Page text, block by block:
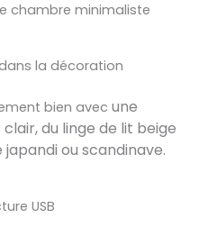
chambre minimaliste
la décoration
bien avecune
clair,du linge de lit beige
ou scandinave.
USB